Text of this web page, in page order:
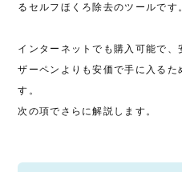
るセルフほくろ除去のツールです
インターネットでも購入可能で
ザーペンよりも安価で手に入る
す。
次の項でさらに解説します。